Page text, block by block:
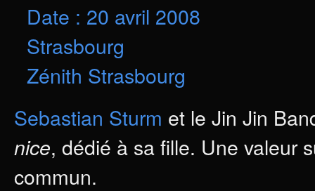
Date : 20 avril 2008
Strasbourg
Zénith Strasbourg
Sebastian Sturm et le Jin Jin
nice, dédié à sa fille. Une valeur
commun.